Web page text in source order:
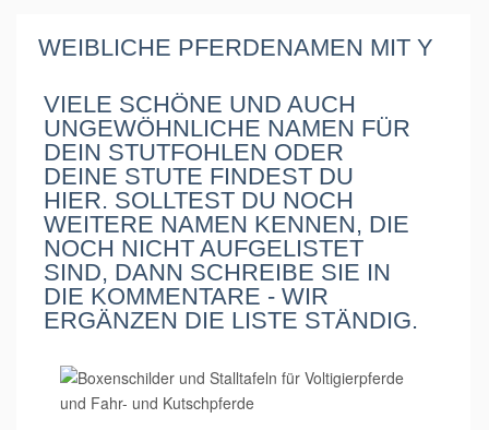
WEIBLICHE PFERDENAMEN MIT Y
VIELE SCHÖNE UND AUCH
UNGEWÖHNLICHE NAMEN FÜR
DEIN STUTFOHLEN ODER
DEINE STUTE FINDEST DU
HIER. SOLLTEST DU NOCH
WEITERE NAMEN KENNEN, DIE
NOCH NICHT AUFGELISTET
SIND, DANN SCHREIBE SIE IN
DIE KOMMENTARE - WIR
ERGÄNZEN DIE LISTE STÄNDIG.